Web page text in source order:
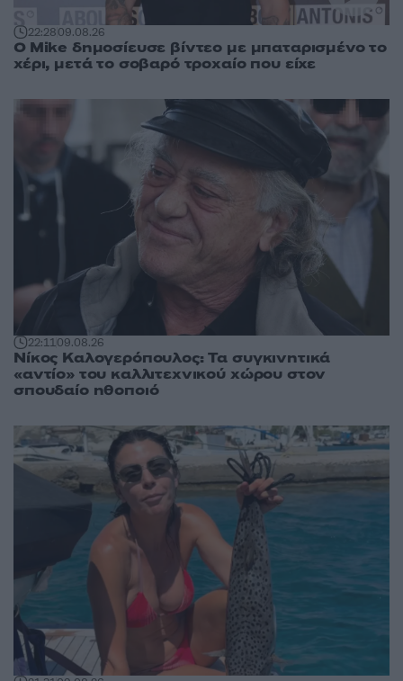
22:2809.08.26
O Mike δημοσίευσε βίντεο με μπαταρισμένο το
χέρι, μετά το σοβαρό τροχαίο που είχε
22:1109.08.26
Νίκος Καλογερόπουλος: Τα συγκινητικά
«αντίο» του καλλιτεχνικού χώρου στον
σπουδαίο ηθοποιό